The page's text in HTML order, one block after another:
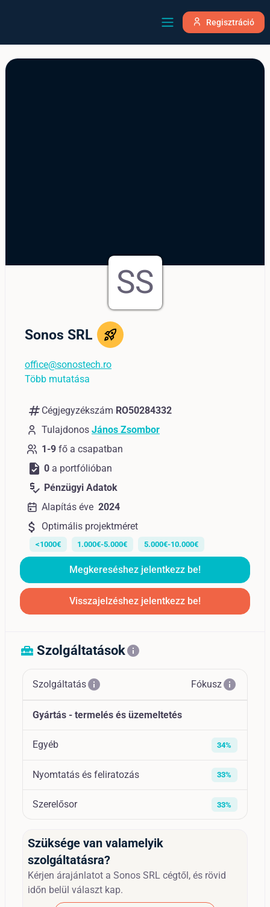
Regisztráció
SS
Sonos SRL
office@sonostech.ro
Több mutatása
numbers Cégjegyzékszám RO50284332
Tulajdonos János Zsombor
1-9 fő a csapatban
task 0 a portfólióban
price_check Pénzügyi Adatok
Alapítás éve 2024
attach_money Optimális projektméret
<1000€ 1.000€-5.000€ 5.000€-10.000€
Megkereséshez jelentkezz be!
Visszajelzéshez jelentkezz be!
home_repair_service Szolgáltatásokinfo
Szolgáltatásinfo Fókuszinfo
Gyártás - termelés és üzemeltetés
Egyéb 34%
Nyomtatás és feliratozás 33%
Szerelősor 33%
Szüksége van valamelyik
szolgáltatásra?
Kérjen árajánlatot a Sonos SRL cégtől, és rövid
időn belül választ kap.